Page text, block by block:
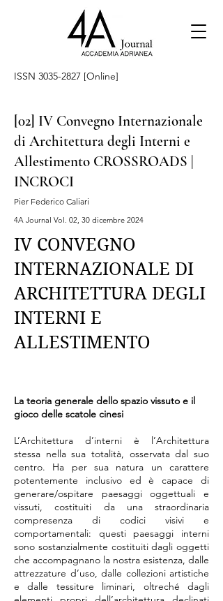
ISSN 3035-2827 [Online]
[02] IV Convegno Internazionale
di Architettura degli Interni e
Allestimento CROSSROADS |
INCROCI
Pier Federico Caliari
4A Journal Vol. 02, 30 dicembre 2024
IV CONVEGNO
INTERNAZIONALE DI
ARCHITETTURA DEGLI
INTERNI E
ALLESTIMENTO
La teoria generale dello spazio vissuto e il
gioco delle scatole cinesi
L’Architettura d’interni è l’Architettura
stessa nella sua totalità, osservata dal suo
centro. Ha per sua natura un carattere
potentemente inclusivo ed è capace di
generare/ospitare paesaggi oggettuali e
vissuti, costituiti da una straordinaria
compresenza di codici visivi e
comportamentali: questi paesaggi interni
sono sostanzialmente costituiti dagli oggetti
che accompagnano la nostra esistenza, dalle
attrezzature d’uso, dalle collezioni artistiche
e dalle tessiture liminari, oltreché dagli